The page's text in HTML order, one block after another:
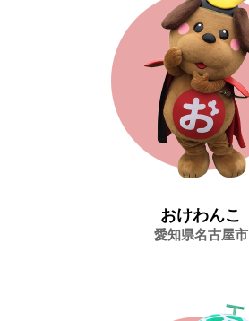
おけわんこ
愛知県名古屋市